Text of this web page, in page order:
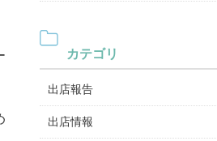
カテゴリ
出店報告
出店情報